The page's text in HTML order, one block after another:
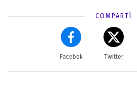
COMPARTÍ
Facebok Twitter